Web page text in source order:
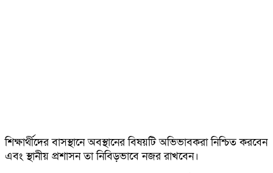
শিক্ষার্থীদের বাসস্থানে অবস্থানের বিষয়টি অভিভাবকরা নিশ্চিত করবেন
এবং স্থানীয় প্রশাসন তা নিবিড়ভাবে নজর রাখবেন।